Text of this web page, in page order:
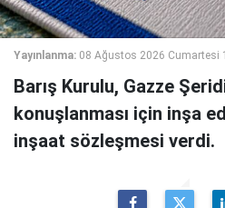
Yayınlanma: 08 Ağustos 2026 Cumartesi
Barış Kurulu, Gazze
konuşlanması için inşa
inşaat sözleşmesi verdi.